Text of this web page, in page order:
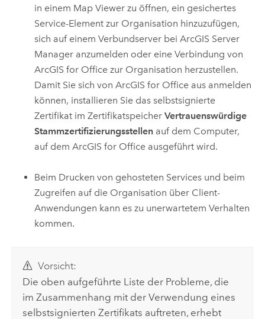
in einem Map Viewer zu öffnen, ein gesichertes
Service-Element zur Organisation hinzuzufügen,
sich auf einem Verbundserver beiArcGIS Server
Manager anzumelden oder eine Verbindung von
ArcGIS for Office zur Organisation herzustellen.
Damit Sie sich vonArcGIS for Office aus anmelden
können, installieren Sie das selbstsignierte
Zertifikat im ZertifikatspeicherVertrauenswürdige
Stammzertifizierungsstellen auf dem Computer,
auf demArcGIS for Office ausgeführt wird.
Beim Drucken von gehosteten Services und beim
Zugreifen auf die Organisation über Client-
Anwendungen kann es zu unerwartetem Verhalten
kommen.
Vorsicht:
Die oben aufgeführte Liste der Probleme, die
im Zusammenhang mit der Verwendung eines
selbstsignierten Zertifikats auftreten, erhebt